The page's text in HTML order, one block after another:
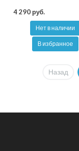
4 290 руб.
Нет в наличии
В избранное
Назад